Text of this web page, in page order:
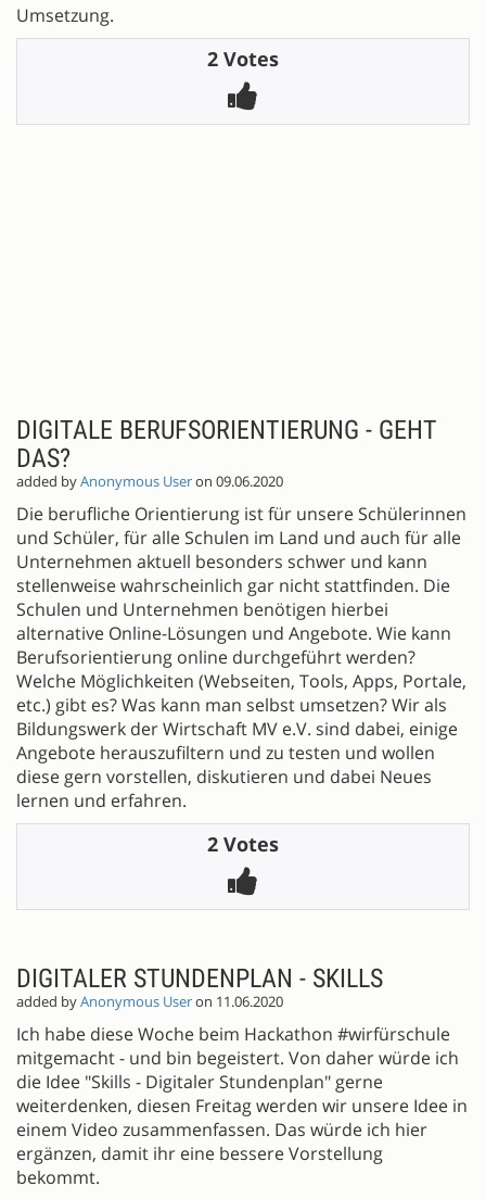
Umsetzung.
2 Votes
DIGITALE BERUFSORIENTIERUNG - GEHT
DAS?
added byAnonymous Useron 09.06.2020
Die berufliche Orientierung ist für unsere Schülerinnen
und Schüler, für alle Schulen im Land und auch für alle
Unternehmen aktuell besonders schwer und kann
stellenweise wahrscheinlich gar nicht stattfinden. Die
Schulen und Unternehmen benötigen hierbei
alternative Online-Lösungen und Angebote. Wie kann
Berufsorientierung online durchgeführt werden?
Welche Möglichkeiten (Webseiten, Tools, Apps, Portale,
etc.) gibt es? Was kann man selbst umsetzen? Wir als
Bildungswerk der Wirtschaft MV e.V. sind dabei, einige
Angebote herauszufiltern und zu testen und wollen
diese gern vorstellen, diskutieren und dabei Neues
lernen und erfahren.
2 Votes
DIGITALER STUNDENPLAN - SKILLS
added byAnonymous Useron 11.06.2020
Ich habe diese Woche beim Hackathon #wirfürschule
mitgemacht - und bin begeistert. Von daher würde ich
die Idee "Skills - Digitaler Stundenplan" gerne
weiterdenken, diesen Freitag werden wir unsere Idee in
einem Video zusammenfassen. Das würde ich hier
ergänzen, damit ihr eine bessere Vorstellung
bekommt.